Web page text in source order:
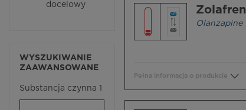
docelowy
WYSZUKIWANIE
ZAAWANSOWANE
Substancja czynna 1
Zolafren
Olanzapine
Pełna informacja o produkcie